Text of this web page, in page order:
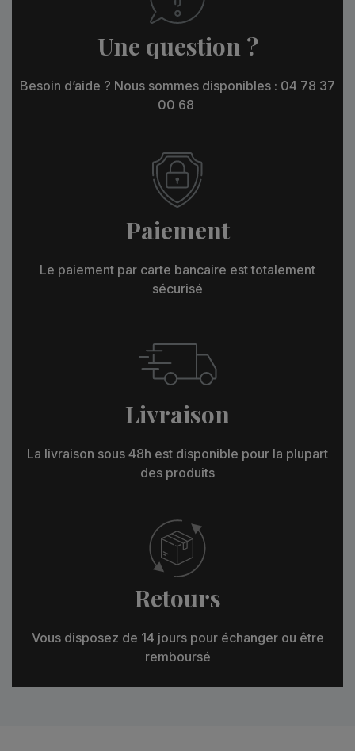
Une question ?
Besoin d’aide ? Nous sommes disponibles : 04 78 37
00 68
Paiement
Le paiement par carte bancaire est totalement
sécurisé
Livraison
La livraison sous 48h est disponible pour la plupart
des produits
Retours
Vous disposez de 14 jours pour échanger ou être
remboursé